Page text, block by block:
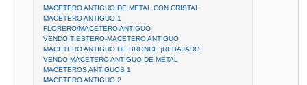
MACETERO ANTIGUO DE METAL CON CRISTAL
MACETERO ANTIGUO 1
FLORERO/MACETERO ANTIGUO
VENDO TIESTERO-MACETERO ANTIGUO
MACETERO ANTIGUO DE BRONCE ¡REBAJADO!
VENDO MACETERO ANTIGUO DE METAL
MACETEROS ANTIGUOS 1
MACETERO ANTIGUO 2